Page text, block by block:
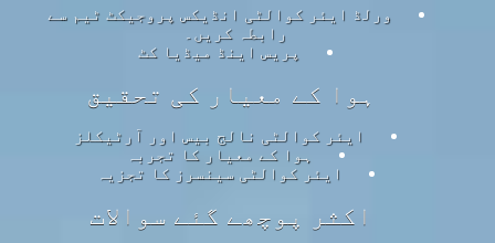
ورلڈ ایئر کوالٹی انڈیکس پروجیکٹ ٹیم سے
رابطہ کریں۔
پریس اینڈ میڈیا کٹ
ہوا کے معیار کی تحقیق
ایئر کوالٹی نالج بیس اور آرٹیکلز
ہوا کے معیار کا تجربہ
ایئر کوالٹی سینسرز کا تجزیہ
اکثر پوچھے گئے سوالات